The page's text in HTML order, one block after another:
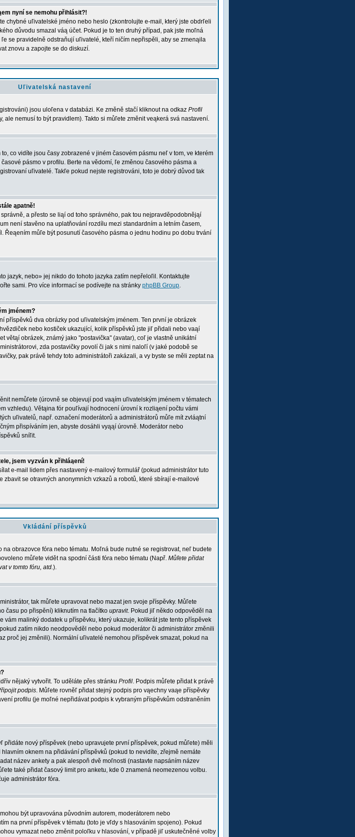
nyní se nemohu přihlásit?!
chybné uľivatelské jméno nebo heslo (zkontrolujte e-mail, který jste obdrľeli
důvodu smazal váą účet. Pokud je to ten druhý případ, pak jste moľná
se pravidelně odstraňují uľivatelé, kteří ničím nepřispěli, aby se zmenąila
znovu a zapojte se do diskuzí.
Uľivatelská nastavení
jsou uloľena v databázi. Ke změně stačí kliknout na odkaz Profil
ale nemusí to být pravidlem). Takto si můľete změnit veąkerá svá nastavení.
co vidíte jsou časy zobrazené v jiném časovém pásmu neľ v tom, ve kterém
pásmo v profilu. Berte na vědomí, ľe změnou časového pásma a
uľivatelé. Takľe pokud nejste registrováni, toto je dobrý důvod tak
ąpatně!
a přesto se liąí od toho správného, pak tou nejpravděpodobnějąí
není stavěno na uplatňování rozdílu mezi standardním a letním časem,
Řeąením můľe být posunutí časového pásma o jednu hodinu po dobu trvání
jazyk, nebo» jej nikdo do tohoto jazyka zatím nepřeloľil. Kontaktujte
sami. Pro více informací se podívejte na stránky phpBB Group.
jménem?
příspěvků dva obrázky pod uľivatelským jménem. Ten první je obrázek
nebo kostiček ukazující, kolik příspěvků jste jiľ přidali nebo vaąí
větąí obrázek, známý jako "postavička" (avatar), coľ je vlastně unikátní
zda postavičky povolí či jak s nimi naloľí (v jaké podobě se
pak právě tehdy toto administrátoři zakázali, a vy byste se měli zeptat na
nemůľete (úrovně se objevují pod vaąím uľivatelským jménem v tématech
vzhledu). Větąina fór pouľívají hodnocení úrovní k rozliąení počtu vámi
uľivatelů, např. označení moderátorů a administrátorů můľe mít zvláątní
přispíváním jen, abyste dosáhli vyąąí úrovně. Moderátor nebo
sníľit.
jsem vyzván k přihláąení!
e-mail lidem přes nastavený e-mailový formulář (pokud administrátor tuto
zbavit se otravných anonymních vzkazů a robotů, které sbírají e-mailové
Vkládání příspěvků
obrazovce fóra nebo tématu. Moľná bude nutné se registrovat, neľ budete
můľete vidět na spodní části fóra nebo tématu (Např. Můľete přidat
v tomto fóru, atd.).
tak můľete upravovat nebo mazat jen svoje příspěvky. Můľete
času po přispění) kliknutím na tlačítko upravit. Pokud jiľ někdo odpověděl na
vám malinký dodatek u příspěvku, který ukazuje, kolikrát jste tento příspěvek
zatím nikdo neodpověděl nebo pokud moderátor či administrátor změnili
proč jej změnili). Normální uľivatelé nemohou příspěvek smazat, pokud na
nějaký vytvořit. To uděláte přes stránku Profil. Podpis můľete přidat k právě
podpis. Můľete rovněľ přidat stejný podpis pro vąechny vaąe příspěvky
profilu (je moľné nepřidávat podpis k vybraným příspěvkům odstraněním
přidáte nový příspěvek (nebo upravujete první příspěvek, pokud můľete) měli
hlavním oknem na přidávání příspěvků (pokud to nevidíte, zřejmě nemáte
název ankety a pak alespoň dvě moľnosti (nastavte napsáním název
také přidat časový limit pro anketu, kde 0 znamená neomezenou volbu.
administrátor fóra.
být upravována původním autorem, moderátorem nebo
na první příspěvek v tématu (toto je vľdy s hlasováním spojeno). Pokud
vymazat nebo změnit poloľku v hlasování, v případě jiľ uskutečněné volby